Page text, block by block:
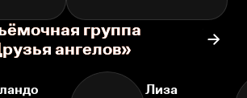
группа
ангелов»
Лиза